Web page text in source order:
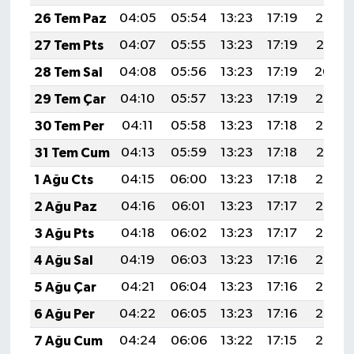
26 Tem Paz 04:05 05:54 13:23 17:19
20:42
27 Tem Pts
04:07 05:55 13:23 17:19
20:41
28 Tem Sal
04:08 05:56 13:23 17:19
20:40
29 Tem Çar
04:10 05:57 13:23 17:19
20:39
30 Tem Per
04:11 05:58 13:23 17:18
20:38
31 Tem Cum
04:13 05:59 13:23 17:18
20:37
1 Ağu Cts
04:15 06:00 13:23 17:18
20:36
2 Ağu Paz
04:16 06:01 13:23 17:17
20:35
3 Ağu Pts
04:18 06:02 13:23 17:17
20:34
4 Ağu Sal
04:19 06:03 13:23 17:16
20:33
5 Ağu Çar
04:21 06:04 13:23 17:16
20:32
6 Ağu Per
04:22 06:05 13:23 17:16
20:30
7 Ağu Cum
04:24 06:06 13:22 17:15 20:29